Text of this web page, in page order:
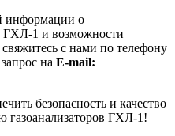
информации о
ГХЛ-1 и возможности
с нами по телефону
на E-mail:
безопасность и качество
газоанализаторов ГХЛ-1!